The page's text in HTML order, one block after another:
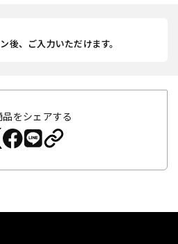
後、ご入力いただけます。
品をシェアする